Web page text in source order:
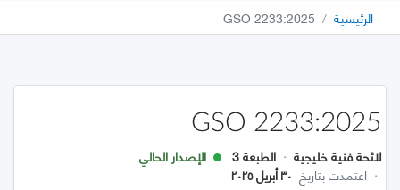
الرئيسية GSO 2233:2025
GSO 2233:2025
لائحة فنية خليجية · الطبعة 3
الإصدار الحالي
· اعتمدت بتاريخ ٣٠ أبريل ٢٠٢٥